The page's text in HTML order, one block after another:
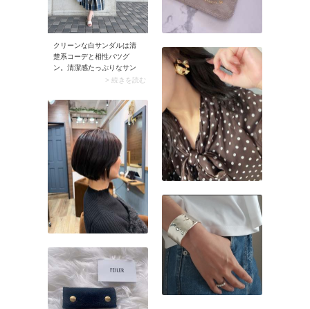
クリーンな白サンダルは清
楚系コーデと相性バツグ
ン。清潔感たっぷりなサン
ダルが映え、第一印象もグ
付き合いはじめのデートコ
ーデにぴったりです。
> 続きを読む